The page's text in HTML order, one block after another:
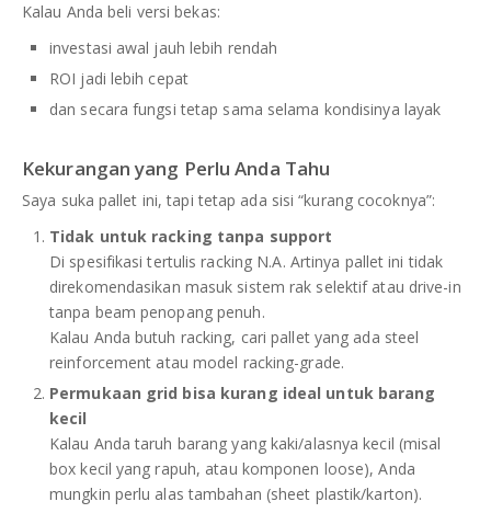
Kalau Anda beli versi bekas:
investasi awal jauh lebih rendah
ROI jadi lebih cepat
dan secara fungsi tetap sama selama kondisinya layak
Kekurangan yang Perlu Anda Tahu
Saya suka pallet ini, tapi tetap ada sisi “kurang cocoknya”:
Tidak untuk racking tanpa support
Di spesifikasi tertulis racking N.A. Artinya pallet ini tidak
direkomendasikan masuk sistem rak selektif atau drive-in
tanpa beam penopang penuh.
Kalau Anda butuh racking, cari pallet yang ada steel
reinforcement atau model racking-grade.
Permukaan grid bisa kurang ideal untuk barang
kecil
Kalau Anda taruh barang yang kaki/alasnya kecil (misal
box kecil yang rapuh, atau komponen loose), Anda
mungkin perlu alas tambahan (sheet plastik/karton).